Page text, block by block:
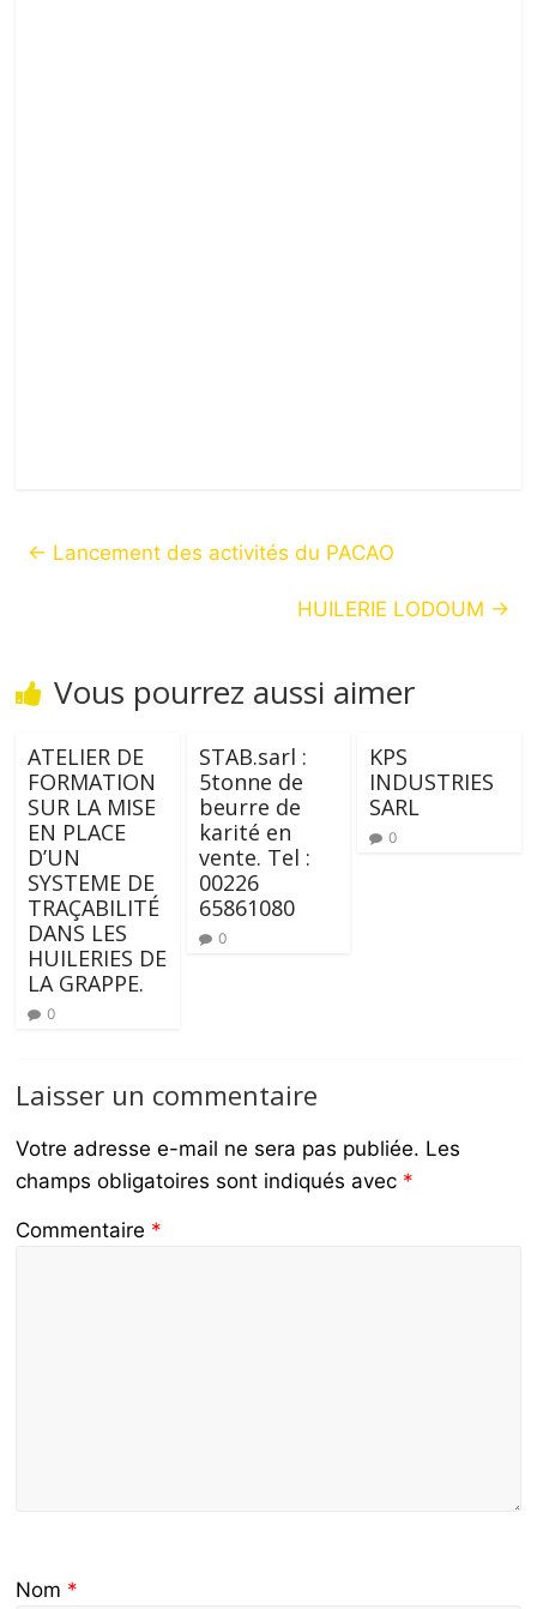
← Lancement des activités du PACAO
HUILERIE LODOUM →
Vous pourrez aussi aimer
ATELIER DE
FORMATION
SUR LA MISE
EN PLACE
D’UN
SYSTEME DE
TRAÇABILITÉ
DANS LES
HUILERIES DE
LA GRAPPE.
0
STAB.sarl :
5tonne de
beurre de
karité en
vente. Tel :
00226
65861080
0
KPS
INDUSTRIES
SARL
0
Laisser un commentaire
Votre adresse e-mail ne sera pas publiée. Les
champs obligatoires sont indiqués avec *
Commentaire *
Nom *